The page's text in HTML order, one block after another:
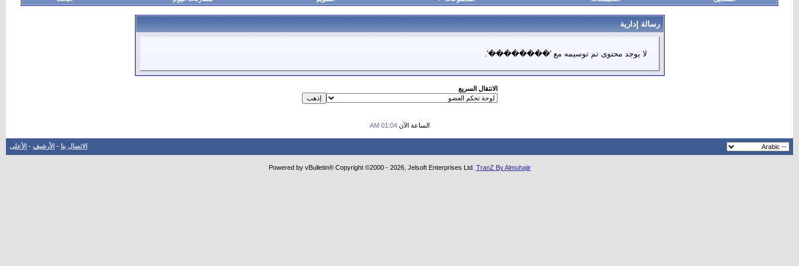
رسالة إدارية
لا يوجد محتوى تم توسيمه مع '��������'.
الانتقال السريع
الساعة الآن01:04 AM
الاتصال بنا - الأرشيف - الأعلى
Powered by vBulletin® Copyright ©2000 - 2026, Jelsoft Enterprises Ltd. TranZ By Almuhajir